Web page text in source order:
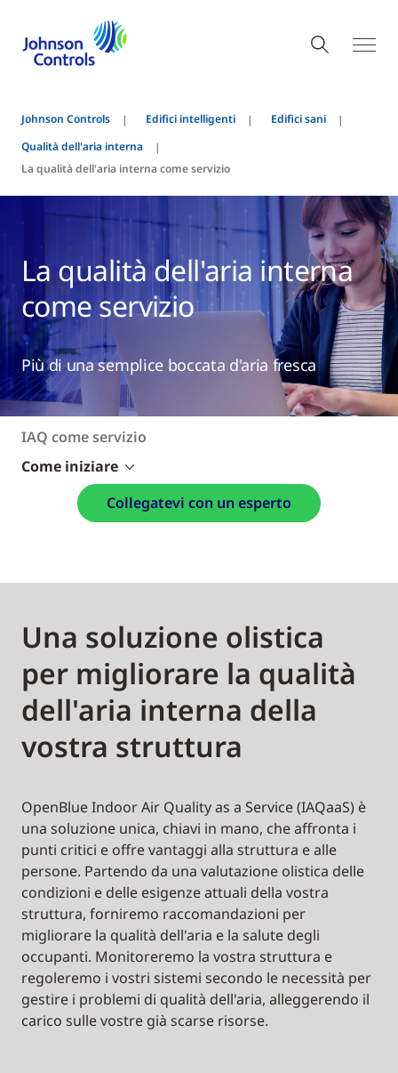
Johnson Controls Edifici intelligenti
Edifici sani
Qualità dell'aria interna
La qualità dell'aria interna come servizio
La qualità dell'aria interna
come servizio
Più di una semplice boccata d'aria fresca
IAQ come servizio
Come iniziare
Collegatevi con un esperto
Una soluzione olistica
per migliorare la qualità
dell'aria interna della
vostra struttura
OpenBlue Indoor Air Quality as a Service (IAQaaS) è
una soluzione unica, chiavi in mano, che affronta i
punti critici e offre vantaggi alla struttura e alle
persone. Partendo da una valutazione olistica delle
condizioni e delle esigenze attuali della vostra
struttura, forniremo raccomandazioni per
migliorare la qualità dell'aria e la salute degli
occupanti. Monitoreremo la vostra struttura e
regoleremo i vostri sistemi secondo le necessità per
gestire i problemi di qualità dell'aria, alleggerendo il
carico sulle vostre già scarse risorse.